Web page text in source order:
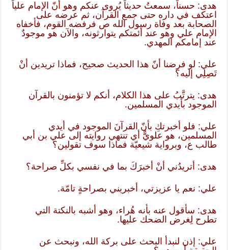
هدى: حسناً، سمعتُ حديثاً يُروى عنكم وهو أنّ الإمام علياً
اعتكف في داره حتى جمع القرآن، ثم عرضه على
الصحابة بعد وفاة رسول الله ص فرفضه القوم، فأخفاه
الإمام علي وهو عند أئمتكم يتوارثونه، والآن هو موجودٌ
عند إمامكم المهدي.
علي: لو فرضنا أنّ هذا الحديث صحيح، فماذا تريدين أنْ
تَصِلِي إليه؟
هدى: يترتَّبُ على هذا الكلام، أنكم لا تؤمنون بالقرآن
الموجود بأيدي المسلمين.
علي: فلو أخبرتكِ بأنّ القرآنَ الموجود في أيدي
المسلمين، هو علويٌّ أي تنتهي روايته إلى علي بن أبي
طالب ع، وبرواية شيعيّة فماذا سوف تقولين؟
هدى: أتريدُني أنْ أخبرَكَ بما في نفسي بكلِّ صراحة؟
علي: نعم يا عزيزتي، أخبريني بصراحةٍ تامّة.
هدى: سأقول عنه بأنه هُراء، وهو أشبه بالنكتة التي
تطرح لِغرض الضحك عليها.
علي: إذن لنبدأ البحث على بركة الله، ونبحث عن